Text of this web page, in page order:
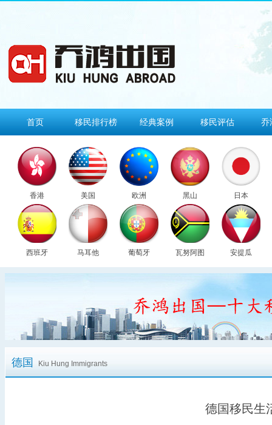
首页 移民排行榜 经典案例 移民评估 乔
香港 美国 欧洲 黑山 日本
西班牙 马耳他 葡萄牙 瓦努阿图 安提瓜
德国 Kiu Hung Immigrants
德国移民生